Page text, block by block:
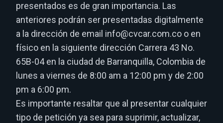
presentados es de gran importancia. Las
anteriores podrán ser presentadas digitalmente
a la dirección de email info@cvcar.com.co o en
físico en la siguiente dirección Carrera 43 No.
65B-04 en la ciudad de Barranquilla, Colombia de
lunes a viernes de 8:00 am a 12:00 pm y de 2:00
pm a 6:00 pm.
Es importante resaltar que al presentar cualquier
tipo de petición ya sea para suprimir, actualizar,